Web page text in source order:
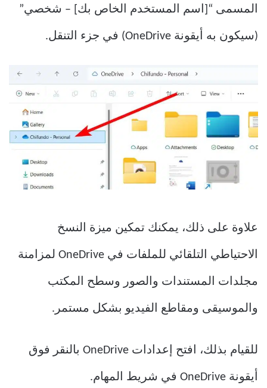
المسمى “[اسم المستخدم الخاص بك] – شخصي”
(سيكون به أيقونة OneDrive) في جزء التنقل.
علاوة على ذلك، يمكنك تمكين ميزة النسخ
الاحتياطي التلقائي للملفات في OneDrive لمزامنة
مجلدات المستندات والصور وسطح المكتب
والموسيقى ومقاطع الفيديو بشكل مستمر.
للقيام بذلك، افتح إعدادات OneDrive بالنقر فوق
أيقونة OneDrive في شريط المهام.